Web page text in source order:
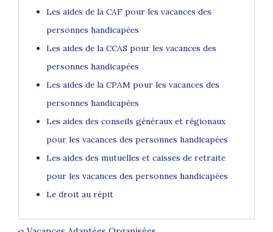
Les aides de la CAF pour les vacances des
personnes handicapées
Les aides de la CCAS pour les vacances des
personnes handicapées
Les aides de la CPAM pour les vacances des
personnes handicapées
Les aides des conseils généraux et régionaux
pour les vacances des personnes handicapées
Les aides des mutuelles et caisses de retraite
pour les vacances des personnes handicapées
Le droit au répit